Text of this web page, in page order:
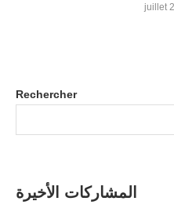
juillet
Rechercher
المشاركات الأخيرة